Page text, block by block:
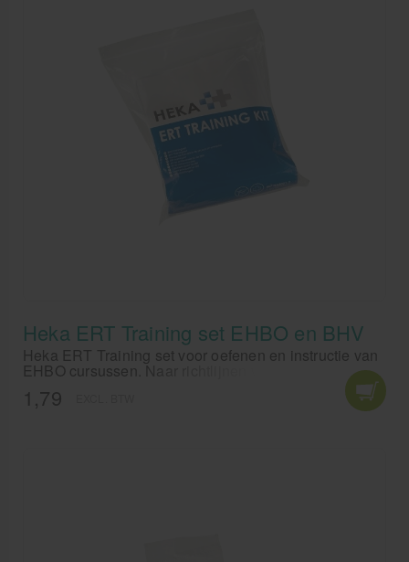
Heka ERT Training set EHBO en BHV
Heka ERT Training set voor oefenen en instructie van
EHBO cursussen. Naar richtlijnen van het oranje kruis
1,79